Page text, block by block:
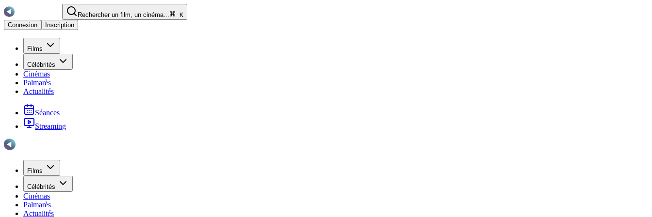
Rechercher un film, un cinéma...
K
Connexion
Inscription
Films
Célébrités
Cinémas
Palmarès
Actualités
Séances
Streaming
Films
Célébrités
Cinémas
Palmarès
Actualités